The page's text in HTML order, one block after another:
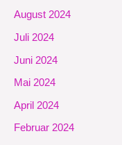
August 2024
Juli 2024
Juni 2024
Mai 2024
April 2024
Februar 2024